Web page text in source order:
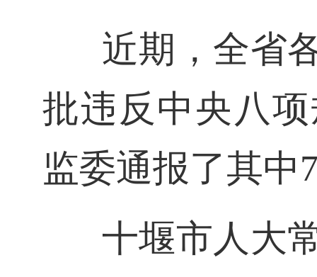
近期，全省
批违反中央八
监委通报了其中
十堰市人大